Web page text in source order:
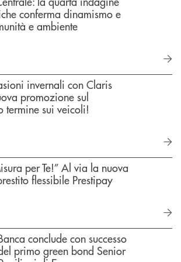
conferma dinamismo e
e ambiente
invernali con Claris
promozione sul
termine sui veicoli!
per Te!” Al via la nuova
flessibile Prestipay
conclude con successo
primo green bond Senior